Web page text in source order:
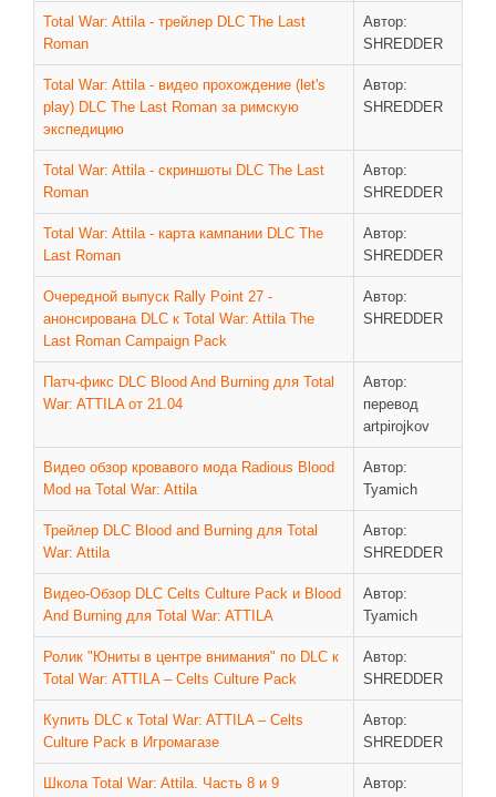
Total War: Attila - трейлер DLC The Last
Roman
Автор:
SHREDDER
Total War: Attila - видео прохождение (let's
play) DLC The Last Roman за римскую
экспедицию
Автор:
SHREDDER
Total War: Attila - скриншоты DLC The Last
Roman
Автор:
SHREDDER
Total War: Attila - карта кампании DLC The
Last Roman
Автор:
SHREDDER
Очередной выпуск Rally Point 27 -
анонсирована DLC к Total War: Attila The
Last Roman Campaign Pack
Автор:
SHREDDER
Патч-фикс DLC Blood And Burning для Total
War: ATTILA от 21.04
Автор:
перевод
artpirojkov
Видео обзор кровавого мода Radious Blood
Mod на Total War: Attila
Автор:
Tyamich
Трейлер DLC Blood and Burning для Total
War: Attila
Автор:
SHREDDER
Видео-Обзор DLC Celts Culture Pack и Blood
And Burning для Total War: ATTILA
Автор:
Tyamich
Ролик "Юниты в центре внимания" по DLC к
Total War: ATTILA – Celts Culture Pack
Автор:
SHREDDER
Купить DLC к Total War: ATTILA – Celts
Culture Pack в Игромагазе
Автор:
SHREDDER
Школа Total War: Attila. Часть 8 и 9 Автор: